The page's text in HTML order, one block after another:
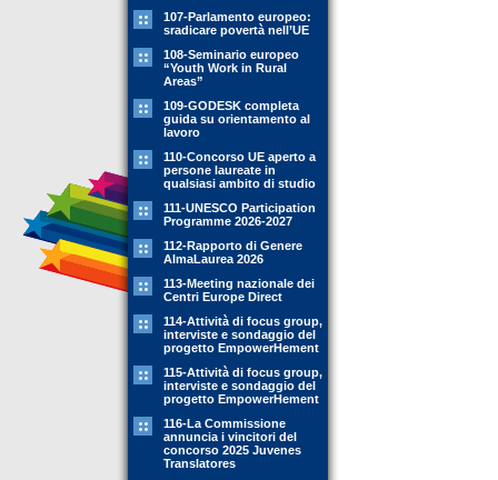
107-Parlamento europeo:
sradicare povertà nell’UE
108-Seminario europeo
“Youth Work in Rural
Areas”
109-GODESK completa
guida su orientamento al
lavoro
110-Concorso UE aperto a
persone laureate in
qualsiasi ambito di studio
111-UNESCO Participation
Programme 2026-2027
112-Rapporto di Genere
AlmaLaurea 2026
113-Meeting nazionale dei
Centri Europe Direct
114-Attività di focus group,
interviste e sondaggio del
progetto EmpowerHement
115-Attività di focus group,
interviste e sondaggio del
progetto EmpowerHement
116-La Commissione
annuncia i vincitori del
concorso 2025 Juvenes
Translatores